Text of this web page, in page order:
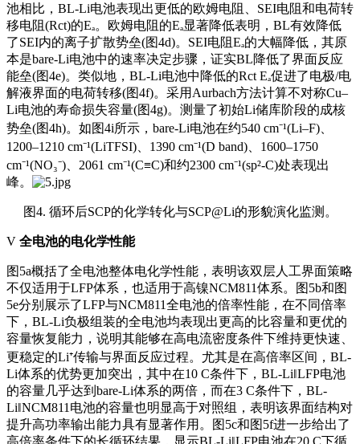
池相比，BL-Li电池表现出更低的欧姆电阻、SEI电阻和电荷转
移电阻(Rct)的Eₐ。欧姆电阻的Eₐ显著降低表明，BL有效降低
了SEI内的离子扩散势垒(图4d)。SEI电阻Eₐ的大幅降低，其原
本是bare-Li电池中的速率决定步骤，证实BL降低了界面反应
能垒(图4e)。类似地，BL-Li电池中降低的Rct Eₐ促进了电极/电
解液界面的电荷转移(图4f)。采用 Aurbach方法计算不对称Cu–
Li电池的寿命损失容量(图4g)。测量了初始Li储库阶段的成核
势垒(图4h)。如图4i所示，bare-Li电池在约540 cm⁻¹(Li–F)、
1200–1210 cm⁻¹(LiTFSI)、1390 cm⁻¹(D band)、1600–1750
cm⁻¹(NO₃⁻)、2061 cm⁻¹(C≡C)和约2300 cm⁻¹(sp²-C)处表现出
峰。
图4. 循环后SCP的化学转化与SCP@Li的形貌演化监测。
V 全电池的电化学性能
图5a概括了全电池整体电化学性能，表明该双层人工界面策略
不仅适用于LFP体系，也适用于高镍NCM811体系。图5b和图
5e分别展示了LFP与NCM811全电池的倍率性能，在不同倍率
下，BL-Li负极组装的全电池均表现出更高的比容量和更优的
容量恢复能力，说明其能够在高电流密度条件下维持更快速、
更稳定的Li⁺传输与界面反应过程。尤其是在高倍率区间，BL-
Li体系的优势更加突出，其中在10 C条件下，BL-Li‖LFP电池
的容量几乎达到bare-Li体系的两倍，而在3 C条件下，BL-
Li‖NCM811电池的容量也明显高于对照组，表明该界面结构对
提升高功率输出能力具有显著作用。图5c和图5f进一步给出了
高倍率条件下的长循环结果，显示BL-Li‖LFP电池在20 C下循